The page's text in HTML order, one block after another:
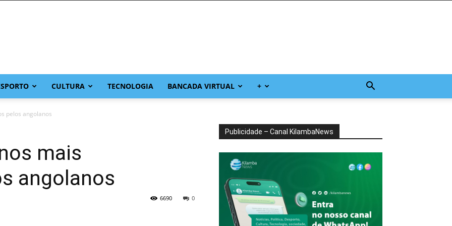
CULTURA TECNOLOGIA BANCADA VIRTUAL +
pelos angolanos
mais
angolanos
0
6690
Publicidade – Canal KilambaNews